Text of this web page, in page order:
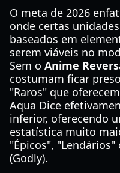
O meta de 2026
onde certas
baseados em
serem viáveis no
Sem o Anime
costumam ficar
"Raros" que
Aqua Dice
inferior, oferecendo
estatística muito
"Épicos",
(Godly).